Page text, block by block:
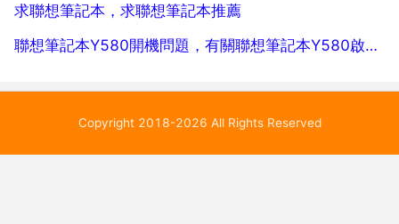
求聯想筆記本，求聯想筆記本推薦
聯想筆記本Y580開機問題，有關聯想筆記本Y580啟動問題
Copyright 2018-2026 All Rights Reserved